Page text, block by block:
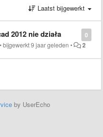
Laatst bijgewerkt
0
2012 nie działa
•bijgewerkt9 jaar geleden • 2
by UserEcho